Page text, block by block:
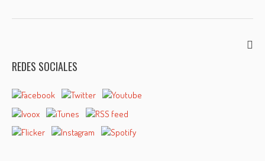
REDES SOCIALES